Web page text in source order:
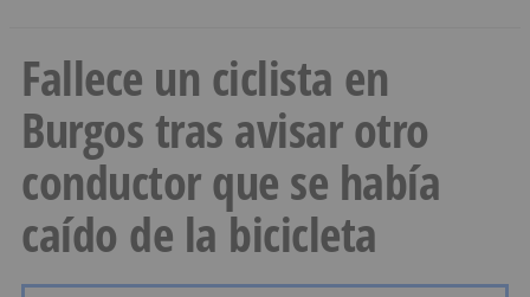
Fallece un ciclista en
Burgos tras avisar otro
conductor que se había
caído de la bicicleta